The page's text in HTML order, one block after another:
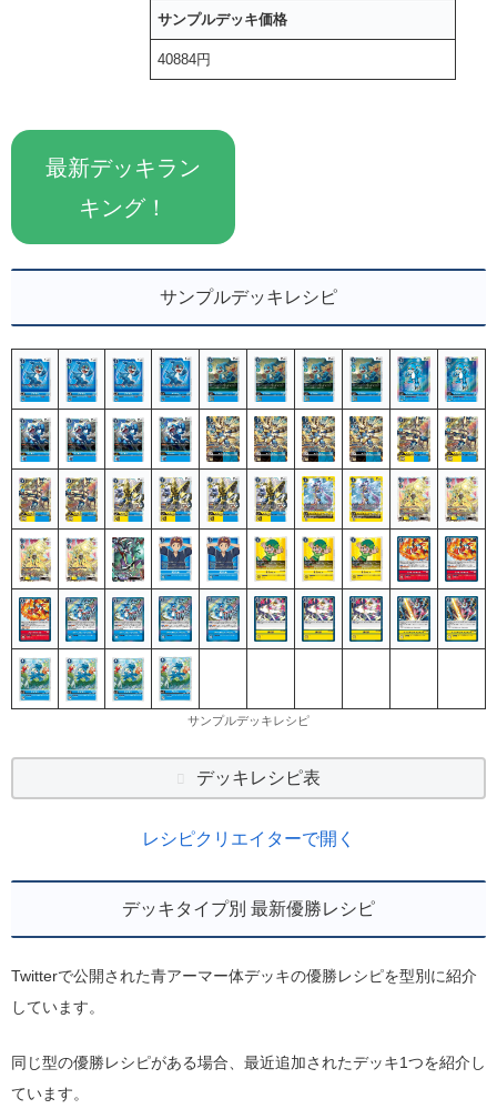
サンプルデッキ価格
40884円
最新デッキラン
キング！
サンプルデッキレシピ
サンプルデッキレシピ
デッキレシピ表
レシピクリエイターで開く
デッキタイプ別 最新優勝レシピ
Twitterで公開された青アーマー体デッキの優勝レシピを型別に紹介
しています。
同じ型の優勝レシピがある場合、最近追加されたデッキ1つを紹介し
ています。